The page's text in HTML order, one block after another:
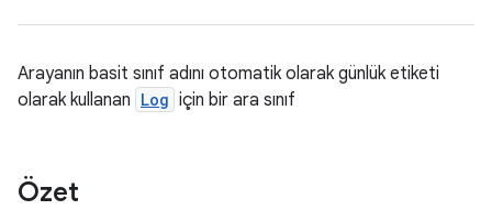
Arayanın basit sınıf adını otomatik olarak günlük etiketi
olarak kullanan Log için bir ara sınıf
Özet